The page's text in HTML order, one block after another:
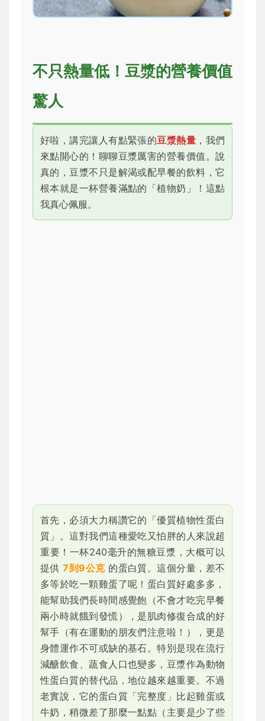
不只熱量低！豆漿的營養價值
驚人
好啦，講完讓人有點緊張的豆漿熱量 ，我們
來點開心的！聊聊豆漿厲害的營養價值。說
真的，豆漿不只是解渴或配早餐的飲料，它
根本就是一杯營養滿點的「植物奶」！這點
我真心佩服。
首先，必須大力稱讚它的「優質植物性蛋白
質」。這對我們這種愛吃又怕胖的人來說超
重要！一杯240毫升的無糖豆漿，大概可以
提供7到9公克的蛋白質。這個分量，差不
多等於吃一顆雞蛋了呢！蛋白質好處多多，
能幫助我們長時間感覺飽（不會才吃完早餐
兩小時就餓到發慌），是肌肉修復合成的好
幫手（有在運動的朋友們注意啦！），更是
身體運作不可或缺的基石。特別是現在流行
減醣飲食、蔬食人口也變多，豆漿作為動物
性蛋白質的替代品，地位越來越重要。不過
老實說，它的蛋白質「完整度」比起雞蛋或
牛奶，稍微差了那麼一點點（主要是少了些